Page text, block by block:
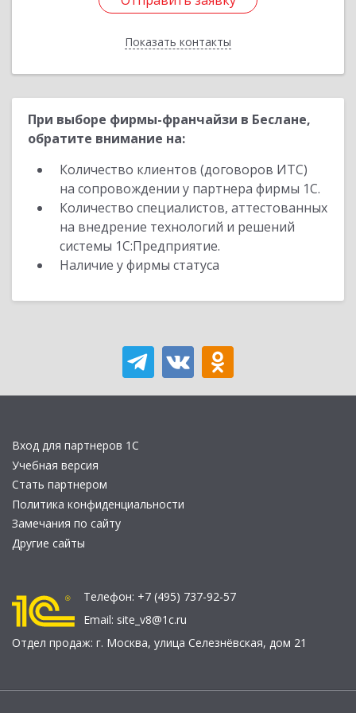
Показать контакты
Назад
При выборе фирмы-франчайзи в Беслане,
обратите внимание на:
Количество клиентов (договоров ИТС)
на сопровождении у партнера фирмы 1С.
Количество специалистов, аттестованных
на внедрение технологий и решений
системы 1С:Предприятие.
Наличие у фирмы статуса
Вход для партнеров 1С
Учебная версия
Стать партнером
Политика конфиденциальности
Замечания по сайту
Другие сайты
Телефон: +7 (495) 737-92-57
Email: site_v8@1c.ru
Отдел продаж: г. Москва, улица Селезнёвская, дом 21